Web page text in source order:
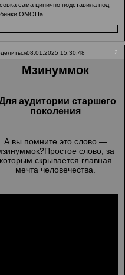
сама цинично подставила под
ОМОНа.
2
08.01.2025 15:30:48
Мзинуммок
аудитории старшего
поколения
А вы помните это слово —
слово, за
которым скрывается главная
мечта человечества.